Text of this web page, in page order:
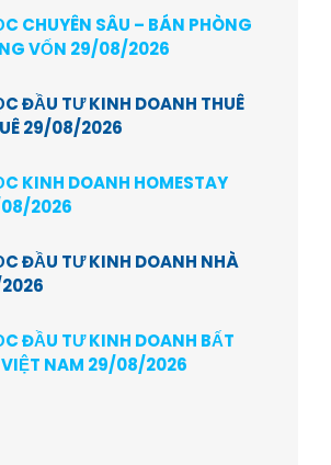
CHUYÊN SÂU – BÁN PHÒNG
VỐN 29/08/2026
ĐẦU TƯ KINH DOANH THUÊ
29/08/2026
KINH DOANH HOMESTAY
2026
ĐẦU TƯ KINH DOANH NHÀ
ĐẦU TƯ KINH DOANH BẤT
NAM 29/08/2026